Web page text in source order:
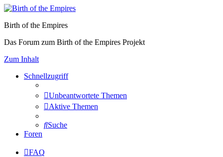
Birth of the Empires
Das Forum zum Birth of the Empires Projekt
Zum Inhalt
Schnellzugriff
Unbeantwortete Themen
Aktive Themen
Suche
Foren
FAQ